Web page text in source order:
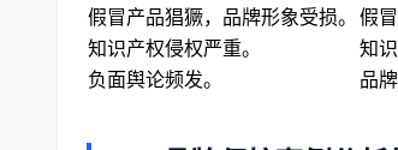
假冒产品猖獗，品牌形象受损。 假
知识产权侵权严重。
知
负面舆论频发。
品